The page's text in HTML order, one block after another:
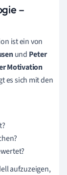
–
ist ein von
und Peter
Motivation
es sich mit den
aufzuzeigen,